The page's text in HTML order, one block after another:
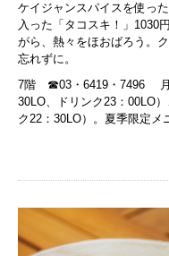
ケイジャンスパイスを使っ
入った「タコスキ！」1030
がら、熱々をほおばろう。
忘れずに。
7階 ☎︎03・6419・7496 月
30LO、ドリンク23：00LO
ク22：30LO）。夏季限定メ